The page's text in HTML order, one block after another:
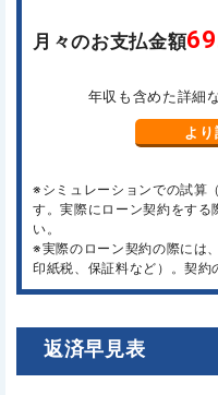
月々のお支払金額
年収も含めた詳細
よ
※シミュレーションでの試算
す。実際にローン契約をする
い。
※実際のローン契約の際には
印紙税、保証料など）。契約
返済早見表